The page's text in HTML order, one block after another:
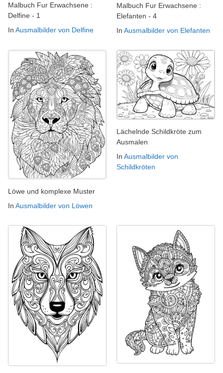
Malbuch Fur Erwachsene :
Delfine - 1
In Ausmalbilder von Delfine
Malbuch Fur Erwachsene :
Elefanten - 4
In Ausmalbilder von Elefanten
Löwe und komplexe Muster
In Ausmalbilder von Löwen
Lächelnde Schildkröte zum
Ausmalen
In Ausmalbilder von
Schildkröten